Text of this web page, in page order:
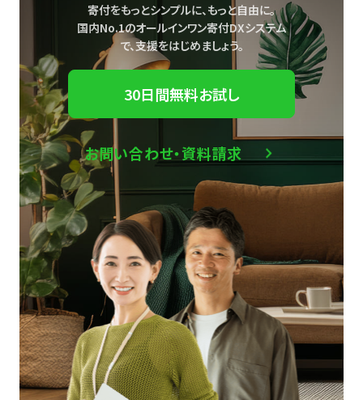
寄付をもっとシンプルに、もっと自由に。
国内No.1のオールインワン寄付DXシステム
で、支援をはじめましょう。
30日間無料お試し
お問い合わせ・資料請求